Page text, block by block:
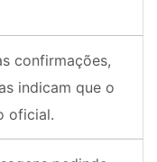
confirmações,
indicam que o
oficial.